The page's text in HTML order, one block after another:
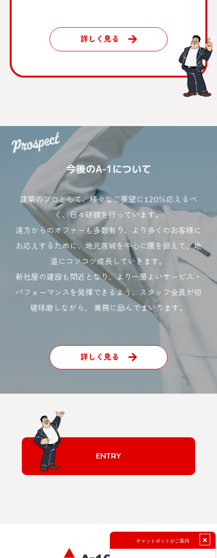
詳しく見る
今後のA-1について
建築のプロとして、様々なご要望に120％応えるべ
く、日々研鑚を行っています。
遠方からのオファーも多数有り、より多くのお客様に
お応えするために、地元茨城を中心に腰を据えて、地
道にコツコツ成長していきます。
新社屋の建設も間近となり、より一層よいサービス・
パフォーマンスを発揮できるよう、スタッフ全員が切
磋琢磨しながら、 業務に励んでまいります。
詳しく見る
ENTRY